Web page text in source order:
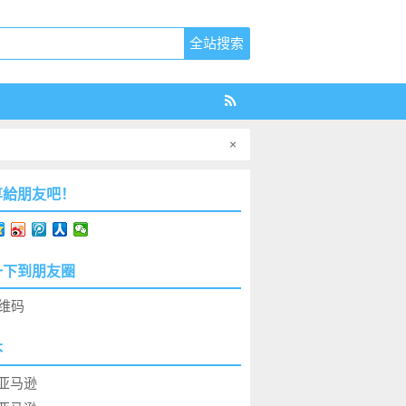
×
朋友吧！
到朋友圈
马逊